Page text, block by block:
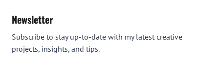
Newsletter
Subscribe to stay up-to-date with my latest creative
projects, insights, and tips.